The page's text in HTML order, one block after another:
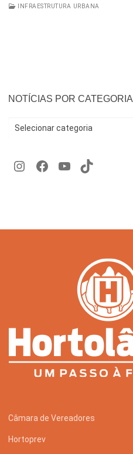
INFRAESTRUTURA URBANA
NOTÍCIAS POR CATEGORIA
Câmara de Vereadores
Hortoprev